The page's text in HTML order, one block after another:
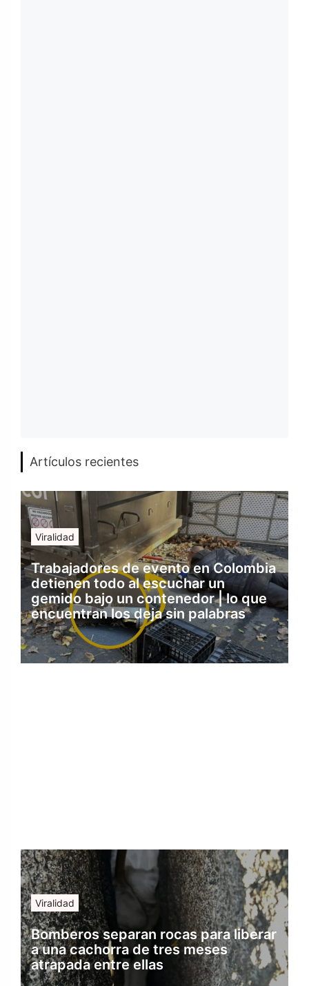
Artículos recientes
Viralidad
Trabajadores de evento en Colombia
detienen todo al escuchar un
gemido bajo un contenedor | lo que
encuentran los deja sin palabras
Viralidad
Bomberos separan rocas para liberar
a una cachorra de tres meses
atrapada entre ellas